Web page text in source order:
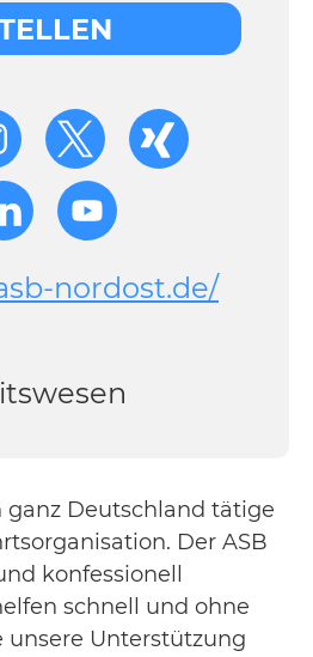
ganz Deutschland tätige
Der ASB
konfessionell
schnell und ohne
unsere Unterstützung
nordost.de/